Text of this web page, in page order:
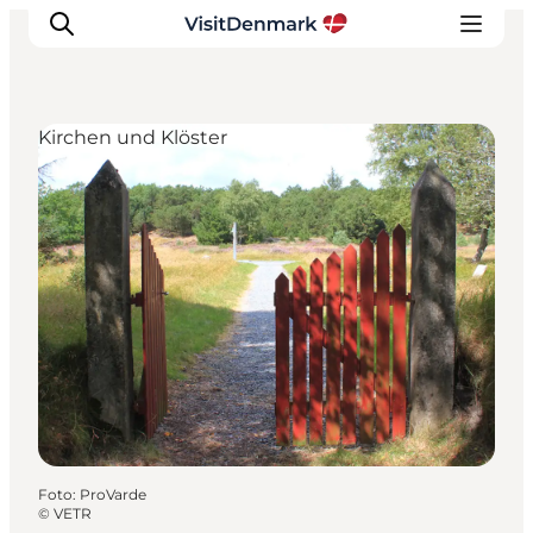
Inspiration
Regionen
Erlebnisse
Unterkünfte
Reiseplanung
Kirchen und Klöster
Foto: ProVarde
© VETR